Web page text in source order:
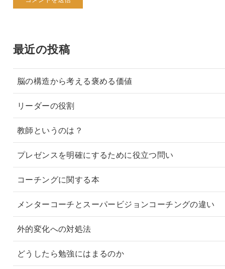
最近の投稿
脳の構造から考える褒める価値
リーダーの役割
教師というのは？
プレゼンスを明確にするために役立つ問い
コーチングに関する本
メンターコーチとスーパービジョンコーチングの違い
外的変化への対処法
どうしたら勉強にはまるのか